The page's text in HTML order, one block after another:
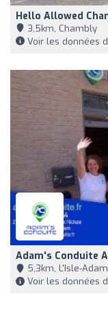
Hello Allowed
3,5km, Chambly
Voir les données
Adam's Conduite
5,3km, L'Isle-Adam
Voir les données